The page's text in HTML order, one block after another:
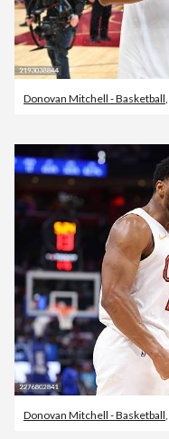
Donovan Mitchell - Basketball
Donovan Mitchell - Basketball,